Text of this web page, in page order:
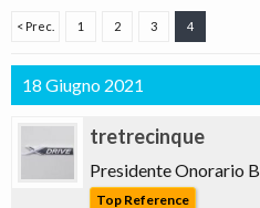
< Prec. 1 2 3 4
18 Giugno 2021
tretrecinque
Presidente Onorario
Top Reference